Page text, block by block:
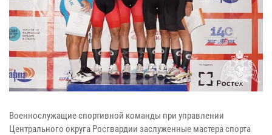
Военнослужащие спортивной команды при управлении
Центрального округа Росгвардии заслуженные мастера спорта